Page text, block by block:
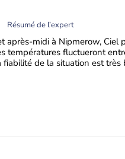
Résumé de l’expert
après-midi à Nipmerow, Ciel
températures fluctueront
fiabilité de la situation est très